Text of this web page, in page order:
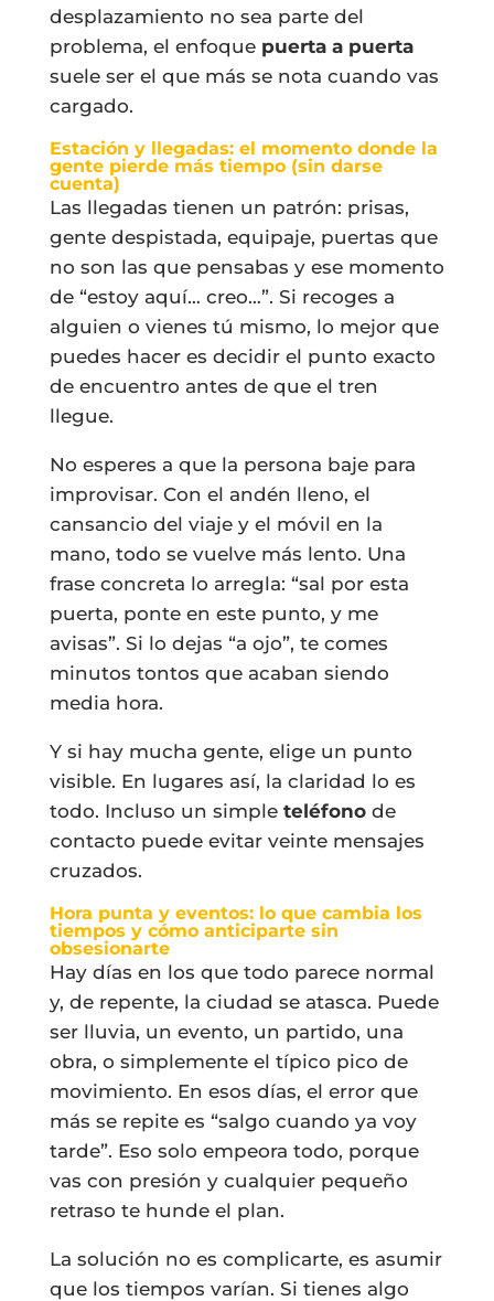
desplazamiento no sea parte del
problema, el enfoque puerta a puerta
suele ser el que más se nota cuando vas
cargado.
Estación y llegadas: el momento donde la
gente pierde más tiempo (sin darse
cuenta)
Las llegadas tienen un patrón: prisas,
gente despistada, equipaje, puertas que
no son las que pensabas y ese momento
de “estoy aquí… creo…”. Si recoges a
alguien o vienes tú mismo, lo mejor que
puedes hacer es decidir el punto exacto
de encuentro antes de que el tren
llegue.
No esperes a que la persona baje para
improvisar. Con el andén lleno, el
cansancio del viaje y el móvil en la
mano, todo se vuelve más lento. Una
frase concreta lo arregla: “sal por esta
puerta, ponte en este punto, y me
avisas”. Si lo dejas “a ojo”, te comes
minutos tontos que acaban siendo
media hora.
Y si hay mucha gente, elige un punto
visible. En lugares así, la claridad lo es
todo. Incluso un simple teléfonode
contacto puede evitar veinte mensajes
cruzados.
Hora punta y eventos: lo que cambia los
tiempos y cómo anticiparte sin
obsesionarte
Hay días en los que todo parece normal
y, de repente, la ciudad se atasca. Puede
ser lluvia, un evento, un partido, una
obra, o simplemente el típico pico de
movimiento. En esos días, el error que
más se repite es “salgo cuando ya voy
tarde”. Eso solo empeora todo, porque
vas con presión y cualquier pequeño
retraso te hunde el plan.
La solución no es complicarte, es asumir
que los tiempos varían. Si tienes algo